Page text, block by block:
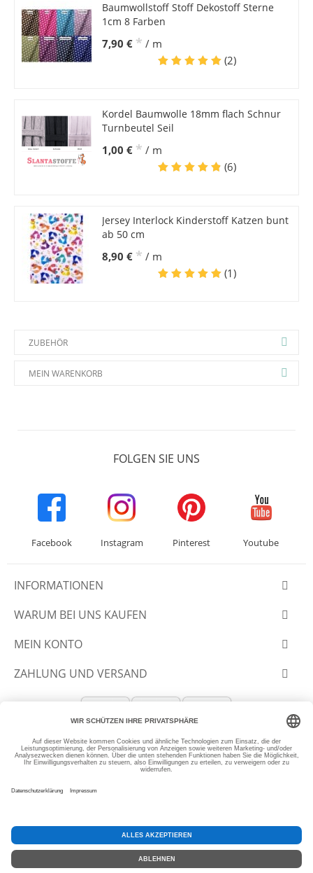
Baumwollstoff Stoff Dekostoff Sterne
1cm 8 Farben
7,90 € * / m
(2)
Kordel Baumwolle 18mm flach Schnur
Turnbeutel Seil
1,00 € * / m
(6)
Jersey Interlock Kinderstoff Katzen bunt
ab 50 cm
8,90 € * / m
(1)
ZUBEHÖR
MEIN WARENKORB
FOLGEN SIE UNS
Facebook Instagram Pinterest Youtube
INFORMATIONEN
WARUM BEI UNS KAUFEN
MEIN KONTO
ZAHLUNG UND VERSAND
© 2012-2026 SLANTASTOFFE.DE